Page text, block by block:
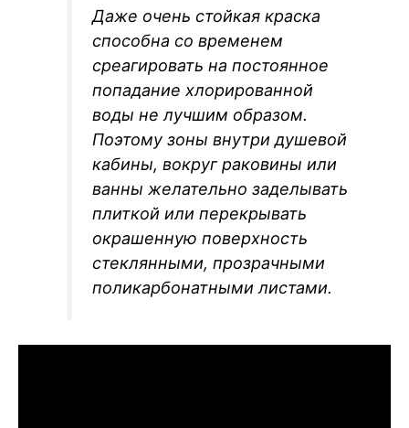
Даже очень стойкая краска
способна со временем
среагировать на постоянное
попадание хлорированной
воды не лучшим образом.
Поэтому зоны внутри душевой
кабины, вокруг раковины или
ванны желательно заделывать
плиткой или перекрывать
окрашенную поверхность
стеклянными, прозрачными
поликарбонатными листами.